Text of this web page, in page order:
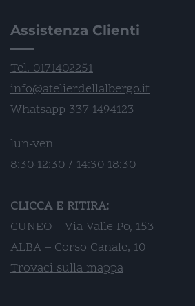
Assistenza Clienti
Tel. 0171402251
info@atelierdellalbergo.it
Whatsapp 337 1494123
lun-ven
8:30-12:30 / 14:30-18:30
CLICCA E RITIRA:
CUNEO – Via Valle Po, 153
ALBA – Corso Canale, 10
Trovaci sulla mappa